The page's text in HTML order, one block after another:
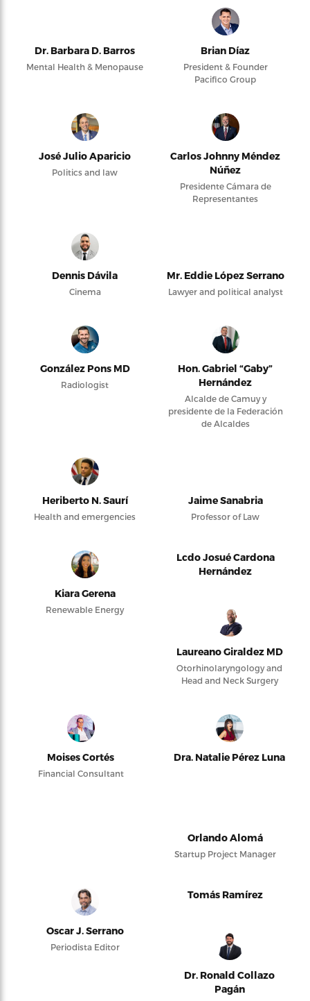
Dr. Barbara D. Barros
Mental Health & Menopause
Brian Díaz
President & Founder
Pacifico Group
José Julio Aparicio
Politics and law
Carlos Johnny Méndez
Núñez
Presidente Cámara de
Representantes
Dennis Dávila
Cinema
Mr. Eddie López Serrano
Lawyer and political analyst
González Pons MD
Radiologist
Hon. Gabriel “Gaby”
Hernández
Alcalde de Camuy y
presidente de la Federación
de Alcaldes
Heriberto N. Saurí
Health and emergencies
Jaime Sanabria
Professor of Law
Kiara Gerena
Renewable Energy
Lcdo Josué Cardona
Hernández
Laureano Giraldez MD
Otorhinolaryngology and
Head and Neck Surgery
Moises Cortés
Financial Consultant
Dra. Natalie Pérez Luna
Orlando Alomá
Startup Project Manager
Oscar J. Serrano
Periodista Editor
Tomás Ramírez
Dr. Ronald Collazo
Pagán